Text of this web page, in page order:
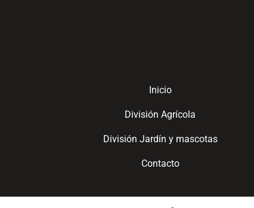
Inicio
División Agrícola
División Jardín y mascotas
Contacto